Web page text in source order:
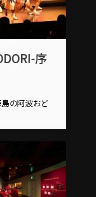
序
島の阿波おど